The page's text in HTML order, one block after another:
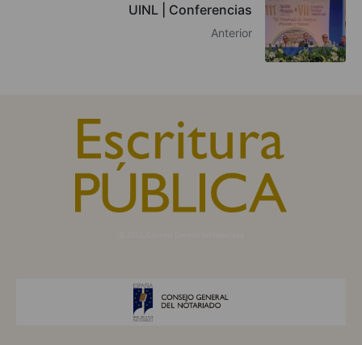
UINL | Conferencias
Anterior